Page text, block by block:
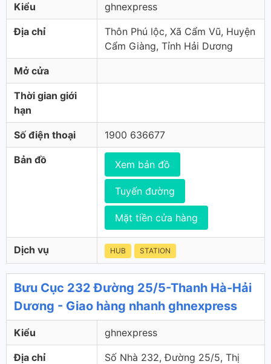
Kiểu ghnexpress
Địa chỉ
Thôn Phú lộc, Xã Cẩm Vũ, Huyện
Cẩm Giàng, Tỉnh Hải Dương
Mở cửa
Thời gian giới
hạn
Số điện thoại 1900 636677
Bản đồ Xem bản đồ
Tuyến đường
Mặt tiền cửa hàng
Dịch vụ HUB STATION
Bưu Cục 232 Đường 25/5-Thanh Hà-Hải
Dương - Giao hàng nhanh ghnexpress
Kiểu ghnexpress
Địa chỉ
Số Nhà 232, Đường 25/5, Thị